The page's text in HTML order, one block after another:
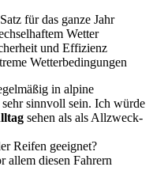
für das ganze Jahr
Wetter
und Effizienz
Wetterbedingungen
in alpine
sinnvoll sein. Ich würde
sehen als als Allzweck-
Reifen geeignet?
allem diesen Fahrern